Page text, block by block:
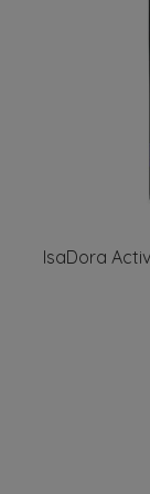
IsaDora